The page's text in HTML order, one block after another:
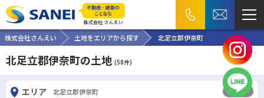
株式会社さんえい 土地をエリアから探す 北足立郡伊奈町
北足立郡伊奈町の土地 (58件)
エリア 北足立郡伊奈町 変更